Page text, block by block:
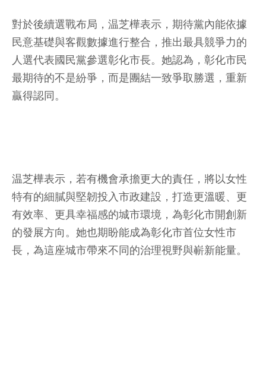
對於後續選戰布局，温芝樺表示，期待黨內能依據
民意基礎與客觀數據進行整合，推出最具競爭力的
人選代表國民黨參選彰化市長。她認為，彰化市民
最期待的不是紛爭，而是團結一致爭取勝選，重新
贏得認同。
温芝樺表示，若有機會承擔更大的責任，將以女性
特有的細膩與堅韌投入市政建設，打造更溫暖、更
有效率、更具幸福感的城市環境，為彰化市開創新
的發展方向。她也期盼能成為彰化市首位女性市
長，為這座城市帶來不同的治理視野與嶄新能量。